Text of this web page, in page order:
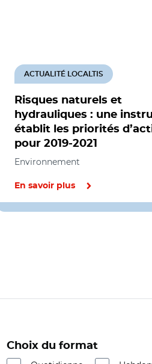
Risques naturels et
hydrauliques : une
établit les priorités
pour 2019-2021
ACTUALITÉ LOCALTIS
Environnement
En savoir plus
Choix du format